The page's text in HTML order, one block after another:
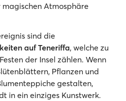
Atmosphäre
sind die
auf Teneriffa, welche zu
der Insel zählen. Wenn
Pflanzen und
gestalten,
in ein einziges Kunstwerk.